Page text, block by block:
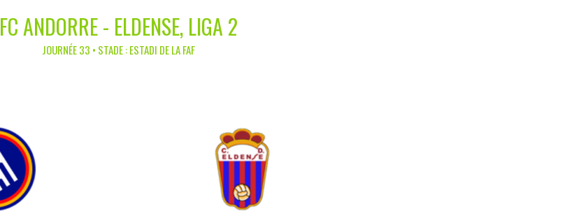
FC ANDORRE - ELDENSE, LIGA 2
JOURNÉE 33 • STADE : ESTADI DE LA FAF